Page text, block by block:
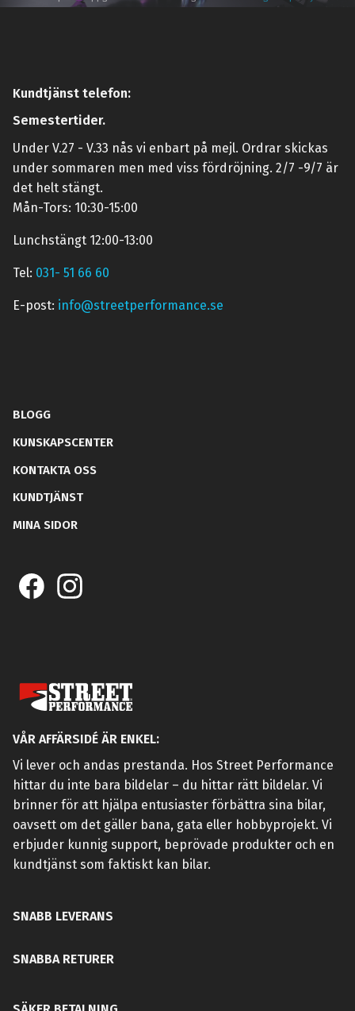
Kundtjänst telefon:
Semestertider.
Under V.27 - V.33 nås vi enbart på mejl. Ordrar skickas
under sommaren men med viss fördröjning. 2/7 -9/7 är
det helt stängt.
Mån-Tors: 10:30-15:00
Lunchstängt 12:00-13:00
Tel: 031- 51 66 60
E-post: info@streetperformance.se
BLOGG
KUNSKAPSCENTER
KONTAKTA OSS
KUNDTJÄNST
MINA SIDOR
VÅR AFFÄRSIDÉ ÄR ENKEL:
Vi lever och andas prestanda. Hos Street Performance
hittar du inte bara bildelar – du hittar rätt bildelar. Vi
brinner för att hjälpa entusiaster förbättra sina bilar,
oavsett om det gäller bana, gata eller hobbyprojekt. Vi
erbjuder kunnig support, beprövade produkter och en
kundtjänst som faktiskt kan bilar.
SNABB LEVERANS
SNABBA RETURER